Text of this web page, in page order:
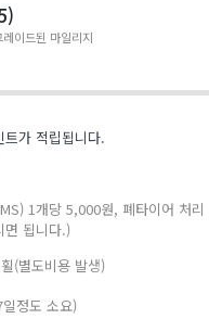
이드된 마일리지
가 적립됩니다.
1개당 5,000원, 폐타이어 처리
면 됩니다.)
(별도비용 발생)
정도 소요)